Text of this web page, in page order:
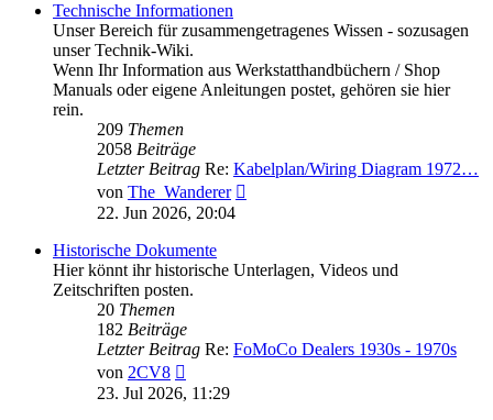
Technische Informationen
Unser Bereich für zusammengetragenes Wissen - sozusagen
unser Technik-Wiki.
Wenn Ihr Information aus Werkstatthandbüchern / Shop
Manuals oder eigene Anleitungen postet, gehören sie hier
rein.
209 Themen
2058 Beiträge
Letzter Beitrag Re: Kabelplan/Wiring Diagram 1972…
von The_Wanderer
22. Jun 2026, 20:04
Historische Dokumente
Hier könnt ihr historische Unterlagen, Videos und
Zeitschriften posten.
20 Themen
182 Beiträge
Letzter Beitrag Re: FoMoCo Dealers 1930s - 1970s
von 2CV8
Beitrag
23. Jul 2026, 11:29